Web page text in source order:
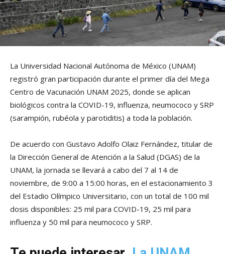
La Universidad Nacional Autónoma de México (UNAM)
registró gran participación durante el primer día del Mega
Centro de Vacunación UNAM 2025, donde se aplican
biológicos contra la COVID-19, influenza, neumococo y SRP
(sarampión, rubéola y parotiditis) a toda la población.
De acuerdo con Gustavo Adolfo Olaiz Fernández, titular de
la Dirección General de Atención a la Salud (DGAS) de la
UNAM, la jornada se llevará a cabo del 7 al 14 de
noviembre, de 9:00 a 15:00 horas, en el estacionamiento 3
del Estadio Olímpico Universitario, con un total de 100 mil
dosis disponibles: 25 mil para COVID-19, 25 mil para
influenza y 50 mil para neumococo y SRP.